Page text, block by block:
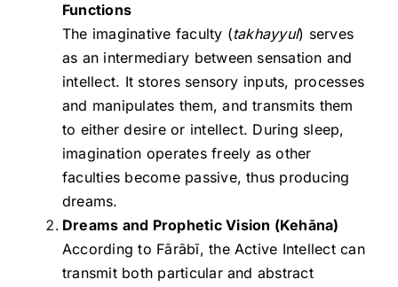
Functions
The imaginative faculty (takhayyul) serves
as an intermediary between sensation and
intellect. It stores sensory inputs, processes
and manipulates them, and transmits them
to either desire or intellect. During sleep,
imagination operates freely as other
faculties become passive, thus producing
dreams.
Dreams and Prophetic Vision (Kehāna)
According to Fārābī, the Active Intellect can
transmit both particular and abstract